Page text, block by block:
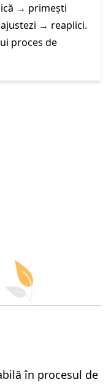
→ primești
→ reaplici.
proces de
în procesul de